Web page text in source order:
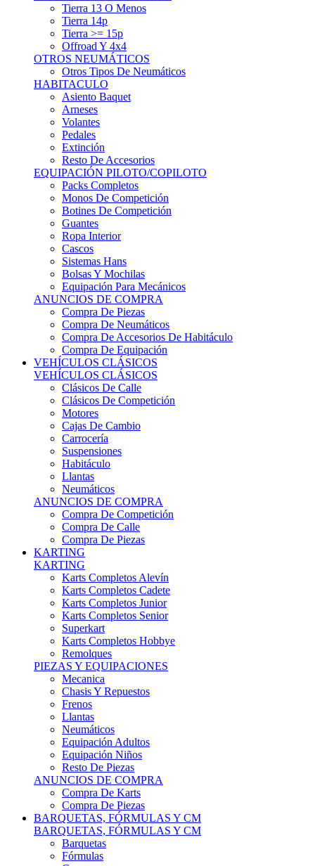
Tierra 14p
Tierra >= 15p
Offroad Y 4x4
OTROS NEUMÁTICOS
Otros Tipos De Neumáticos
HABITACULO
Asiento Baquet
Arneses
Volantes
Pedales
Extinción
Resto De Accesorios
EQUIPACIÓN PILOTO/COPILOTO
Packs Completos
Monos De Competición
Botines De Competición
Guantes
Ropa Interior
Cascos
Sistemas Hans
Bolsas Y Mochilas
Equipación Para Mecánicos
ANUNCIOS DE COMPRA
Compra De Piezas
Compra De Neumáticos
Compra De Accesorios De Habitáculo
Compra De Equipación
VEHÍCULOS CLÁSICOS
VEHÍCULOS CLÁSICOS
Clásicos De Calle
Clásicos De Competición
Motores
Cajas De Cambio
Carrocería
Suspensiones
Habitáculo
Llantas
Neumáticos
ANUNCIOS DE COMPRA
Compra De Competición
Compra De Calle
Compra De Piezas
KARTING
KARTING
Karts Completos Alevín
Karts Completos Cadete
Karts Completos Junior
Karts Completos Senior
Superkart
Karts Completos Hobbye
Remolques
PIEZAS Y EQUIPACIONES
Mecanica
Chasis Y Repuestos
Frenos
Llantas
Neumáticos
Equipación Adultos
Equipación Niños
Resto De Piezas
ANUNCIOS DE COMPRA
Compra De Karts
Compra De Piezas
BARQUETAS, FÓRMULAS Y CM
BARQUETAS, FÓRMULAS Y CM
Barquetas
Fórmulas
Cm
Prototipos